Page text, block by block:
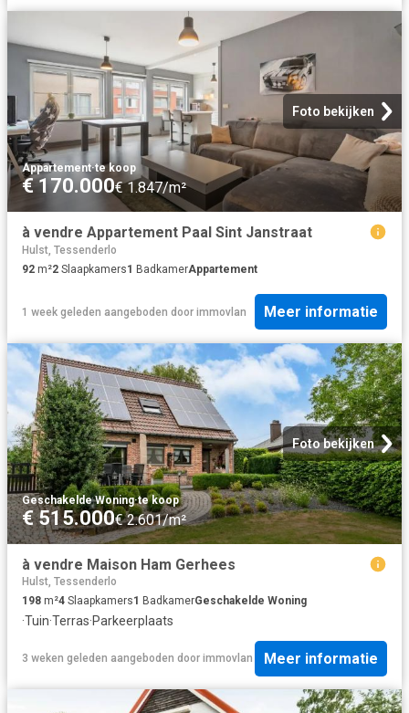
Foto bekijken
Appartement·te koop
€ 170.000€ 1.847/m²
à vendre Appartement Paal Sint Janstraat
Hulst, Tessenderlo
92 m²2 Slaapkamers1 BadkamerAppartement
1 week geleden aangeboden door immovlan Meer informatie
Foto bekijken
Geschakelde Woning·te koop
€ 515.000€ 2.601/m²
à vendre Maison Ham Gerhees
Hulst, Tessenderlo
198 m²4 Slaapkamers1 BadkamerGeschakelde Woning
·Tuin·Terras·Parkeerplaats
3 weken geleden aangeboden door immovlan Meer informatie